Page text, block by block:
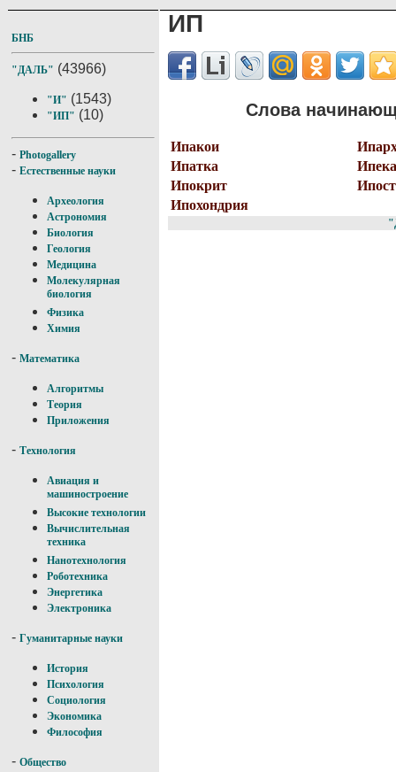
БНБ
"ДАЛЬ" (43966)
"И" (1543)
"ИП" (10)
- Photogallery
- Естественные науки
Археология
Астрономия
Биология
Геология
Медицина
Молекулярная
биология
Физика
Химия
- Математика
Алгоритмы
Теория
Приложения
- Технология
Авиация и
машиностроение
Высокие технологии
Вычислительная
техника
Нанотехнология
Роботехника
Энергетика
Электроника
- Гуманитарные науки
История
Психология
Социология
Экономика
Философия
- Общество
ИП
Слова
Ипакои
Ипатка
Ипокрит
Ипохондрия